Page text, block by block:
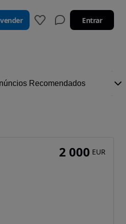
Entrar
2 000 EUR